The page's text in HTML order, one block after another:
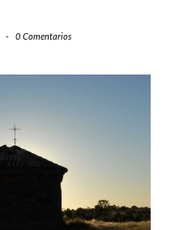
- 0 Comentarios